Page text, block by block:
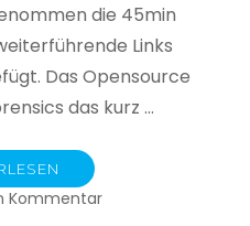
die 45min
Links
Das Opensource
das kurz …
Kommentarzu